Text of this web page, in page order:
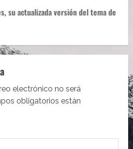
su actualizada versión del tema de
electrónico no será
obligatorios están